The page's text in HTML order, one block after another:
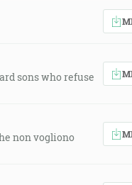
sons who refuse
non vogliono